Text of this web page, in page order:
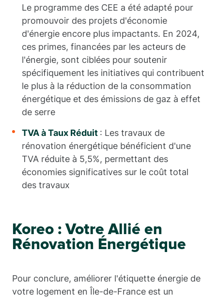
Le programme des CEE a été adapté pour
promouvoir des projets d'économie
d'énergie encore plus impactants. En 2024,
ces primes, financées par les acteurs de
l'énergie, sont ciblées pour soutenir
spécifiquement les initiatives qui contribuent
le plus à la réduction de la consommation
énergétique et des émissions de gaz à effet
de serre
TVA à Taux Réduit : Les travaux de
rénovation énergétique bénéficient d'une
TVA réduite à 5,5%, permettant des
économies significatives sur le coût total
des travaux
Koreo : Votre Allié en
Rénovation Énergétique
Pour conclure, améliorer l'étiquette énergie de
votre logement en Île-de-France est un